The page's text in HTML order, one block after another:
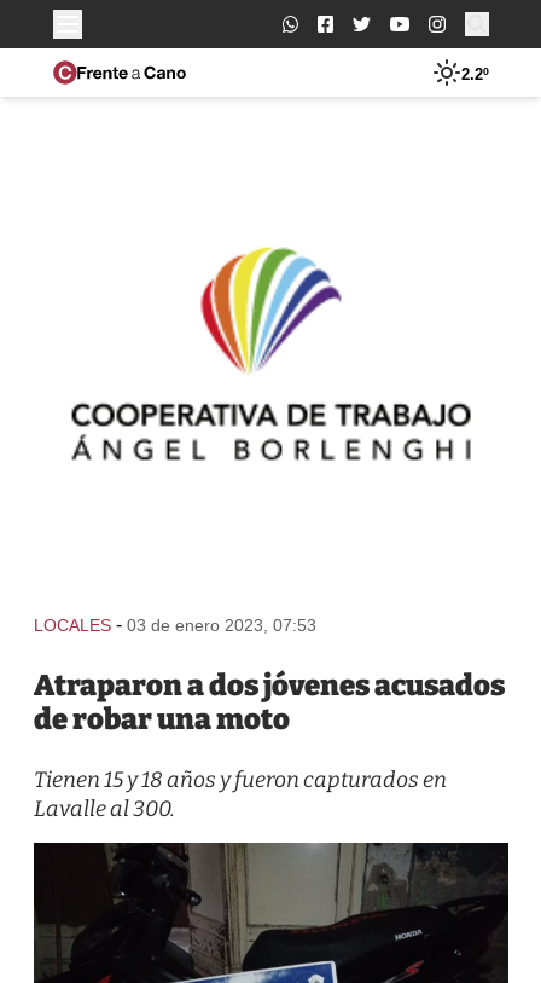
Buscar:
2.2º
LOCALES - 03 de enero 2023, 07:53
Atraparon a dos jóvenes acusados
de robar una moto
Tienen 15 y 18 años y fueron capturados en
Lavalle al 300.